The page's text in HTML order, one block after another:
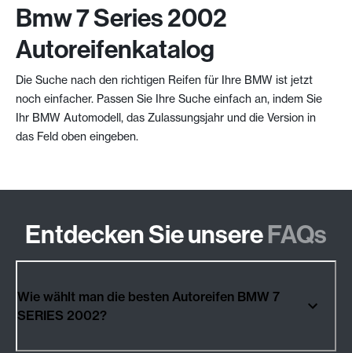
Bmw 7 Series 2002
Autoreifenkatalog
Die Suche nach den richtigen Reifen für Ihre BMW ist jetzt
noch einfacher. Passen Sie Ihre Suche einfach an, indem Sie
Ihr BMW Automodell, das Zulassungsjahr und die Version in
das Feld oben eingeben.
Entdecken Sie unsereFAQs
Wie wählt man die besten Autoreifen BMW 7
SERIES 2002?